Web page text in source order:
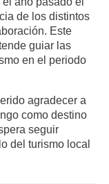
de los distintos
Este
guiar las
en el periodo
agradecer a
como destino
seguir
del turismo local